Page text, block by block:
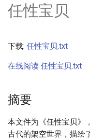
开
搜
索
其他信息 [Processed
任性宝贝
下载: 任性宝贝.txt
在线阅读 任性宝贝.txt
摘要
本文件为《任性宝贝》
古代的架空世界，描绘